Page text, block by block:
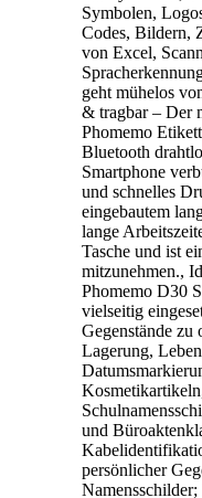
Symbolen,
Codes, Bildern,
von Excel,
geht mühelos
& tragbar – Der
Phomemo
Bluetooth
Smartphone
und schnelles
eingebautem
lange
Tasche und ist
mitzunehmen.,
Phomemo D30
vielseitig
Gegenstände zu
Lagerung,
und
persönlicher